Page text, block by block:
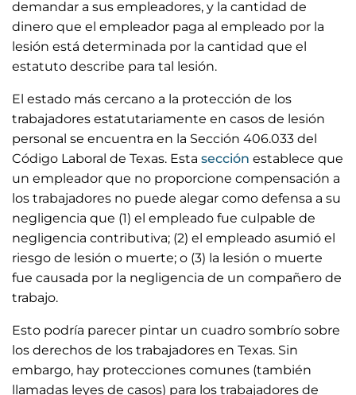
demandar a sus empleadores, y la cantidad de
dinero que el empleador paga al empleado por la
lesión está determinada por la cantidad que el
estatuto describe para tal lesión.
El estado más cercano a la protección de los
trabajadores estatutariamente en casos de lesión
personal se encuentra en la Sección 406.033 del
Código Laboral de Texas. Esta sección establece que
un empleador que no proporcione compensación a
los trabajadores no puede alegar como defensa a su
negligencia que (1) el empleado fue culpable de
negligencia contributiva; (2) el empleado asumió el
riesgo de lesión o muerte; o (3) la lesión o muerte
fue causada por la negligencia de un compañero de
trabajo.
Esto podría parecer pintar un cuadro sombrío sobre
los derechos de los trabajadores en Texas. Sin
embargo, hay protecciones comunes (también
llamadas leyes de casos) para los trabajadores de